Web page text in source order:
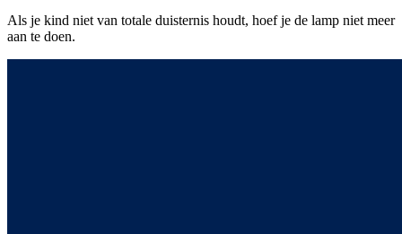
Als je kind niet van totale duisternis houdt, hoef je de lamp niet meer
aan te doen.